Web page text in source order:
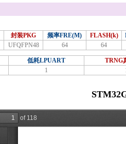
封装PKG 频率FRE(M) FLASH(k)
UFQFPN48 64 64
低耗LPUART
TRNG
1